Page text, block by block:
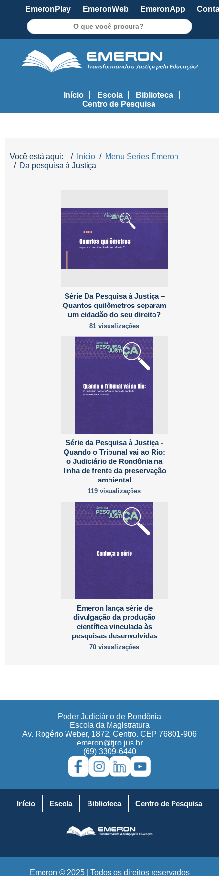
EmeronPlay EmeronWeb EmeronApp
Início Escola
Biblioteca
Centro de Pesquisa
Você está aqui: Início
Menu Series Emeron
Da pesquisa à Justiça
Série Da Pesquisa à Justiça –
Quantos quilômetros separam
um cidadão do seu direito?
81 visualizações
Série da Pesquisa à Justiça -
Quando o Tribunal vai ao Rio:
o Judiciário de Rondônia na
linha de frente da preservação
ambiental
119 visualizações
Emeron lança série de
divulgação da produção
científica vinculada às
pesquisas desenvolvidas
70 visualizações
Poder Judiciário de Rondônia
Escola da Magistratura
Av. Rogério Weber, 1872, Centro. CEP 76801-906
emeron@tjro.jus.br
(69) 3309-6440
Início Escola Biblioteca Centro de Pesquisa
Emeron © 2025 | Todos os direitos reservados